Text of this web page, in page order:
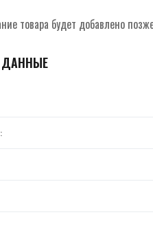
товара будет добавлено
ДАННЫЕ